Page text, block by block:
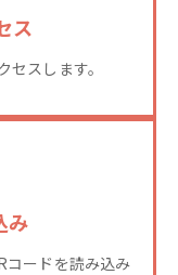
ス
スします。
み
コードを読み込み